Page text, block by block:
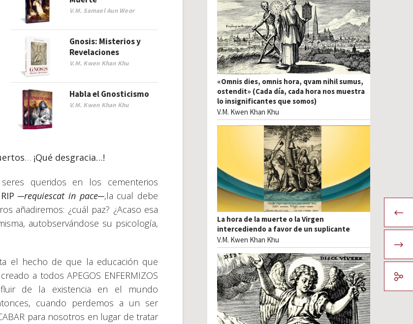
V.M. Samael Aun Weor
Gnosis: Misterios y
Revelaciones
V.M. Kwen Khan Khu
Habla el Gnosticismo
V.M. Kwen Khan Khu
… ¡Qué desgracia…!
queridos en los cementerios
RIP ─requiescat in pace─,la cual debe
añadiremos: ¿cuál paz? ¿Acaso esa
autobservándose su psicología,
el hecho de que la educación que
a todos APEGOS ENFERMIZOS
de la existencia en el mundo
cuando perdemos a un ser
para nosotros en lugar de tratar
«Omnis dies, omnis hora, qvam nihil sumus,
ostendit» (Cada día, cada hora nos muestra
lo insignificantes que somos)
V.M. Kwen Khan Khu
La hora de la muerte o la Virgen
intercediendo a favor de un suplicante
V.M. Kwen Khan Khu